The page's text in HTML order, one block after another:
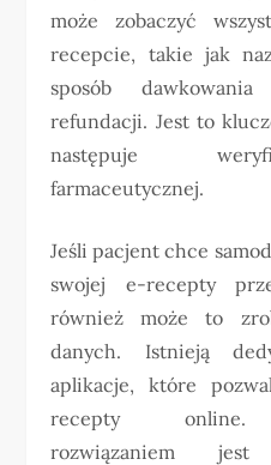
może zobaczyć
recepcie, takie jak
sposób
refundacji. Jest to
następuje
farmaceutycznej.
Jeśli pacjent chce
swojej e-recepty
również może to
danych. Istnieją
aplikacje, które
recepty online.
rozwiązaniem